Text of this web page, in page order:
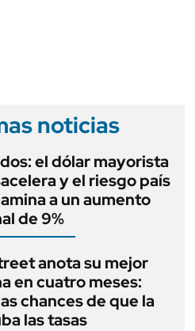
noticias
el dólar mayorista
y el riesgo país
a un aumento
de 9%
anota su mejor
en cuatro meses:
chances de que la
las tasas